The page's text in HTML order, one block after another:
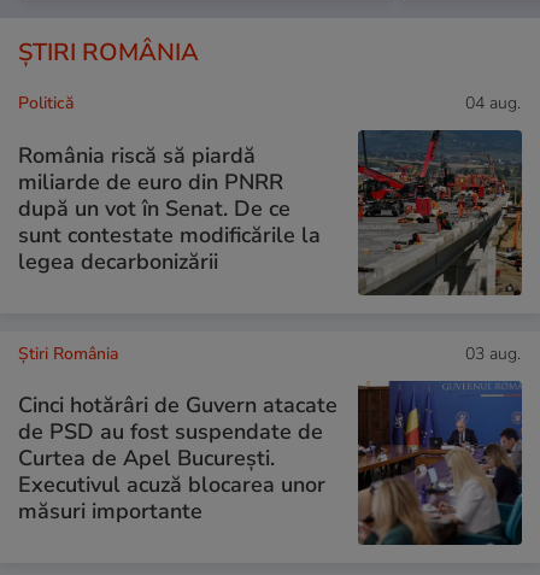
ȘTIRI ROMÂNIA
Politică 04 aug.
România riscă să piardă
miliarde de euro din PNRR
după un vot în Senat. De ce
sunt contestate modificările la
legea decarbonizării
Știri România 03 aug.
Cinci hotărâri de Guvern atacate
de PSD au fost suspendate de
Curtea de Apel București.
Executivul acuză blocarea unor
măsuri importante